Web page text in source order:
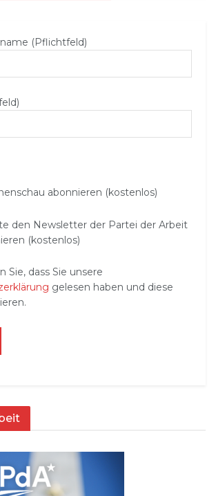
(Pflichtfeld)
abonnieren (kostenlos)
den Newsletter der Partei der Arbeit
(kostenlos)
Sie, dass Sie unsere
gelesen haben und diese